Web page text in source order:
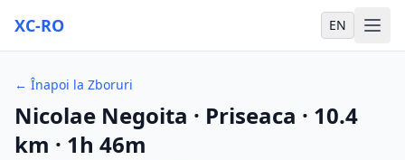
XC-RO EN
← Înapoi la Zboruri
Nicolae Negoita · Priseaca · 10.4
km · 1h 46m